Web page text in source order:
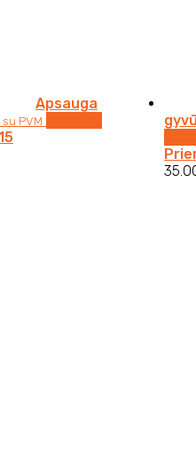
Apsauga
su PVM